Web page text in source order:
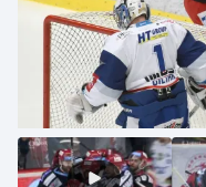
Sportovní střelba
Stolní tenis
Triatlon